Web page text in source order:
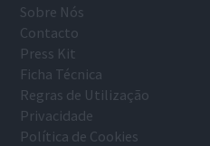
Sobre Nós
Contacto
Press Kit
Ficha Técnica
Regras de Utilização
Privacidade
Política de Cookies